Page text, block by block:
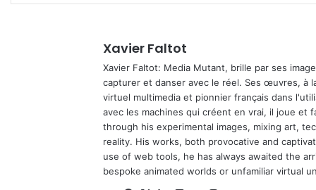
Xavier Faltot
Xavier Faltot: Media Mutant, brille par ses
capturer et danser avec le réel. Ses œuvres, à
virtuel multimedia et pionnier français dans
avec les machines qui créent en vrai, il joue et
through his experimental images, mixing art,
reality. His works, both provocative and
use of web tools, he has always awaited the
bespoke animated worlds or unfamiliar virtual